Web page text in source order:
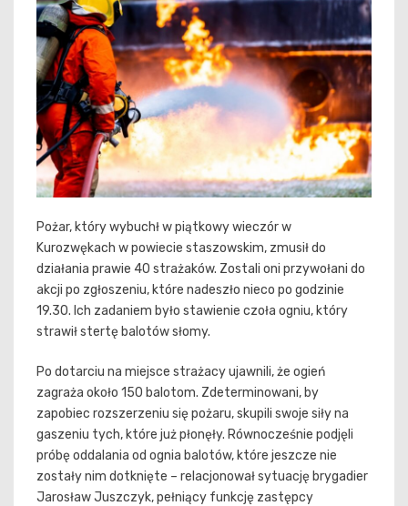
Pożar, który wybuchł w piątkowy wieczór w
Kurozwękach w powiecie staszowskim, zmusił do
działania prawie 40 strażaków. Zostali oni przywołani do
akcji po zgłoszeniu, które nadeszło nieco po godzinie
19.30. Ich zadaniem było stawienie czoła ogniu, który
strawił stertę balotów słomy.
Po dotarciu na miejsce strażacy ujawnili, że ogień
zagraża około 150 balotom. Zdeterminowani, by
zapobiec rozszerzeniu się pożaru, skupili swoje siły na
gaszeniu tych, które już płonęły. Równocześnie podjęli
próbę oddalania od ognia balotów, które jeszcze nie
zostały nim dotknięte – relacjonował sytuację brygadier
Jarosław Juszczyk, pełniący funkcję zastępcy